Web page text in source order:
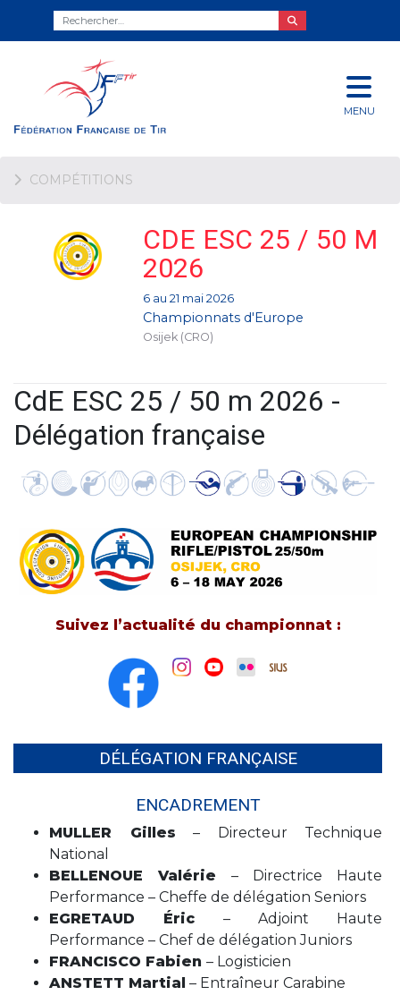
MENU
COMPÉTITIONS
CDE ESC 25 / 50 M
2026
6 au 21 mai 2026
Championnats d'Europe
Osijek (CRO)
CdE ESC 25 / 50 m 2026 -
Délégation française
Suivez l’actualité du championnat :
DÉLÉGATION FRANÇAISE
ENCADREMENT
MULLER Gilles – Directeur Technique
National
BELLENOUE Valérie – Directrice Haute
Performance – Cheffe de délégation Seniors
EGRETAUD Éric – Adjoint Haute
Performance – Chef de délégation Juniors
FRANCISCO Fabien – Logisticien
ANSTETT Martial – Entraîneur Carabine